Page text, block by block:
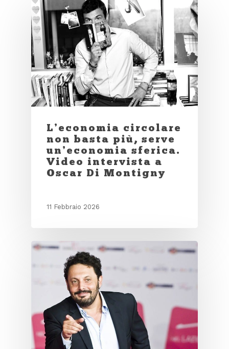
L’economia circolare
non basta più, serve
un’economia sferica.
Video intervista a
Oscar Di Montigny
11 Febbraio 2026